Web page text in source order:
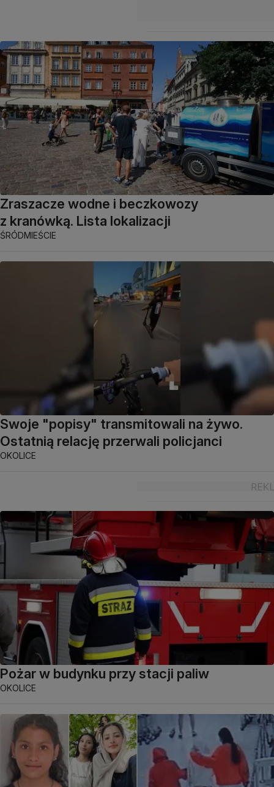
Zraszacze wodne i beczkowozy
z kranówką. Lista lokalizacji
ŚRÓDMIEŚCIE
Swoje "popisy" transmitowali na żywo.
Ostatnią relację przerwali policjanci
OKOLICE
Pożar w budynku przy stacji paliw
OKOLICE